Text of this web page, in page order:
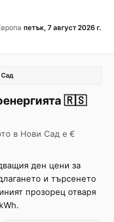
петък, 7 август 2026 г.
🇷🇸
в Нови Сад е €
ден цени за
и търсенето
прозорец отваря